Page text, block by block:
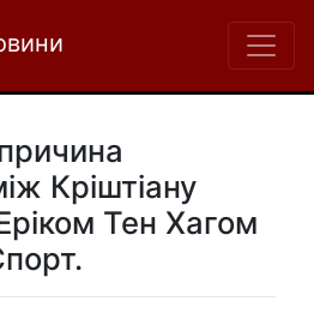
Кріштіану
Тен Хагом